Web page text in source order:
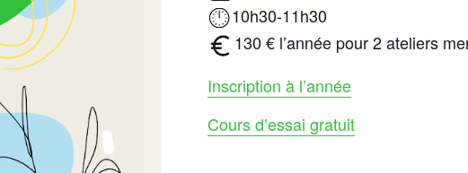
10h30-11h30
130 € l’année pour 2 ateliers
Inscription à l’année
Cours d’essai gratuit